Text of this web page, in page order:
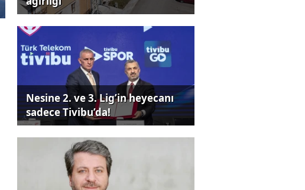
Nesine 2. ve 3. Lig’in heyecanı
sadece Tivibu’da!